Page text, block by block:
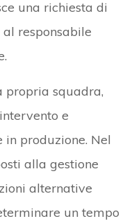
una richiesta di
responsabile
propria squadra,
e
produzione. Nel
alla gestione
alternative
un tempo